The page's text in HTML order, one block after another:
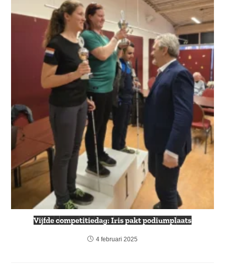
Vijfde competitiedag: Iris pakt podiumplaats
4 februari 2025